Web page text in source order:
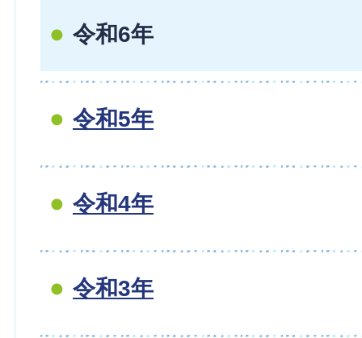
令和6年
令和5年
令和4年
令和3年